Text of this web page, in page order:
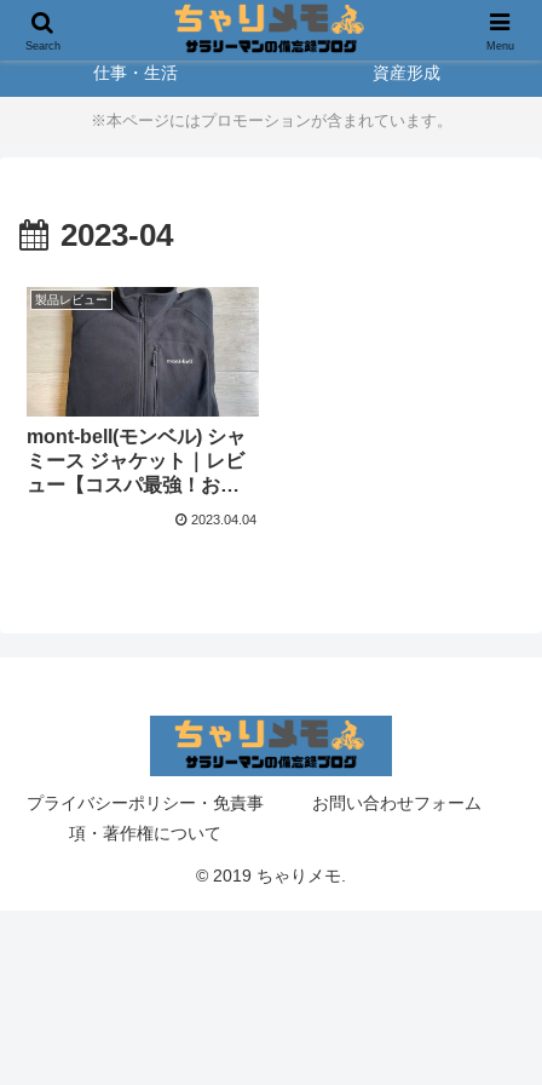
製品レビュー
仕事・生活 資産形成
※本ページにはプロモーションが含まれています。
2023-04
製品レビュー
mont-bell(モンベル) シャ
ミース ジャケット｜レビ
ュー【コスパ最強！おす
2023.04.04
プライバシーポリシー・免責事
項・著作権について
お問い合わせフォーム
© 2019 ちゃりメモ.
Search Menu